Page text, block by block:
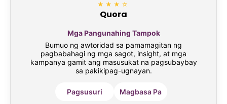
★★★☆
Quora
Mga Pangunahing Tampok
Bumuo ng awtoridad sa pamamagitan ng
pagbabahagi ng mga sagot, insight, at mga
kampanya gamit ang masusukat na pagsubaybay
sa pakikipag-ugnayan.
Pagsusuri Magbasa Pa